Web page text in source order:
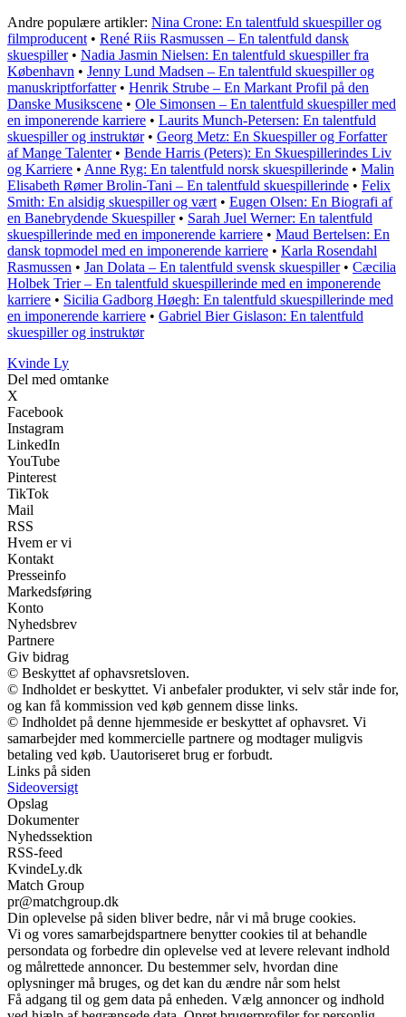
Andre populære artikler: Nina Crone: En talentfuld skuespiller og
filmproducent • René Riis Rasmussen – En talentfuld dansk
skuespiller• Nadia Jasmin Nielsen: En talentfuld skuespiller fra
København • Jenny Lund Madsen – En talentfuld skuespiller og
manuskriptforfatter• Henrik Strube – En Markant Profil på den
Danske Musikscene • Ole Simonsen – En talentfuld skuespiller med
en imponerende karriere • Laurits Munch-Petersen: En talentfuld
skuespiller og instruktør• Georg Metz: En Skuespiller og Forfatter
af Mange Talenter• Bende Harris (Peters): En Skuespillerindes Liv
og Karriere • Anne Ryg: En talentfuld norsk skuespillerinde • Malin
Elisabeth Rømer Brolin-Tani – En talentfuld skuespillerinde • Felix
Smith: En alsidig skuespiller og vært • Eugen Olsen: En Biografi af
en Banebrydende Skuespiller• Sarah Juel Werner: En talentfuld
skuespillerinde med en imponerende karriere • Maud Bertelsen: En
dansk topmodel med en imponerende karriere • Karla Rosendahl
Rasmussen • Jan Dolata – En talentfuld svensk skuespiller• Cæcilia
Holbek Trier – En talentfuld skuespillerinde med en imponerende
karriere • Sicilia Gadborg Høegh: En talentfuld skuespillerinde med
en imponerende karriere • Gabriel Bier Gislason: En talentfuld
skuespiller og instruktør
Kvinde Ly
Del med omtanke
X
Facebook
Instagram
LinkedIn
YouTube
Pinterest
TikTok
Mail
RSS
Hvem er vi
Kontakt
Presseinfo
Markedsføring
Konto
Nyhedsbrev
Partnere
Giv bidrag
© Beskyttet af ophavsretsloven.
© Indholdet er beskyttet. Vi anbefaler produkter, vi selv står inde for,
og kan få kommission ved køb gennem disse links.
© Indholdet på denne hjemmeside er beskyttet af ophavsret. Vi
samarbejder med kommercielle partnere og modtager muligvis
betaling ved køb. Uautoriseret brug er forbudt.
Links på siden
Sideoversigt
Opslag
Dokumenter
Nyhedssektion
RSS-feed
KvindeLy.dk
Match Group
pr@matchgroup.dk
Din oplevelse på siden bliver bedre, når vi må bruge cookies.
Vi og vores samarbejdspartnere benytter cookies til at behandle
persondata og forbedre din oplevelse ved at levere relevant indhold
og målrettede annoncer. Du bestemmer selv, hvordan dine
oplysninger må bruges, og det kan du ændre når som helst
Få adgang til og gem data på enheden. Vælg annoncer og indhold